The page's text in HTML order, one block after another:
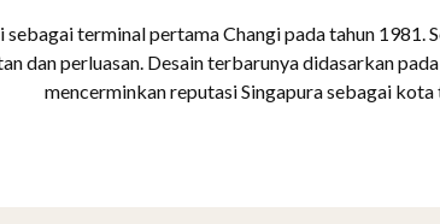
terminal pertama Changi pada tahun 1981.
dan perluasan. Desain terbarunya didasarkan
mencerminkan reputasi Singapura sebagai kota